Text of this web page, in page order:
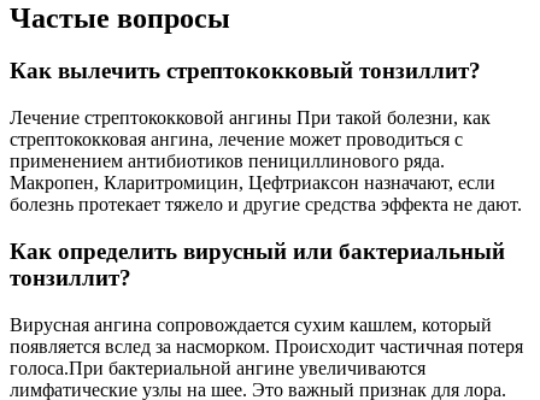
Частые вопросы
Как вылечить стрептококковый тонзиллит?
Лечение стрептококковой ангины При такой болезни, как
стрептококковая ангина, лечение может проводиться с
применением антибиотиков пенициллинового ряда.
Макропен, Кларитромицин, Цефтриаксон назначают, если
болезнь протекает тяжело и другие средства эффекта не дают.
Как определить вирусный или бактериальный
тонзиллит?
Вирусная ангина сопровождается сухим кашлем, который
появляется вслед за насморком. Происходит частичная потеря
голоса.При бактериальной ангине увеличиваются
лимфатические узлы на шее. Это важный признак для лора.